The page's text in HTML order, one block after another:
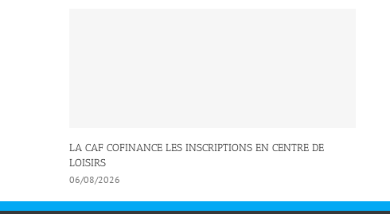
LA CAF COFINANCE LES INSCRIPTIONS EN CENTRE DE
LOISIRS
06/08/2026